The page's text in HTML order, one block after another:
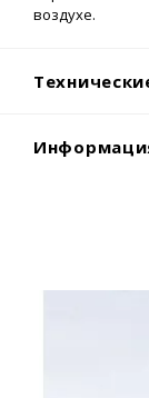
воздухе.